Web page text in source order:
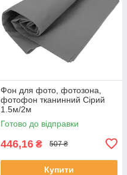
Фон для фото, фотозона,
фотофон тканинний Сірий
1.5м/2м
Готово до відправки
446,16 ₴ 507 ₴
Купити